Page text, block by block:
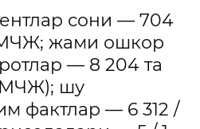
сони — 704
МЧЖ; жами ошкор
— 8 204 та
шу
фактлар — 6 312 /